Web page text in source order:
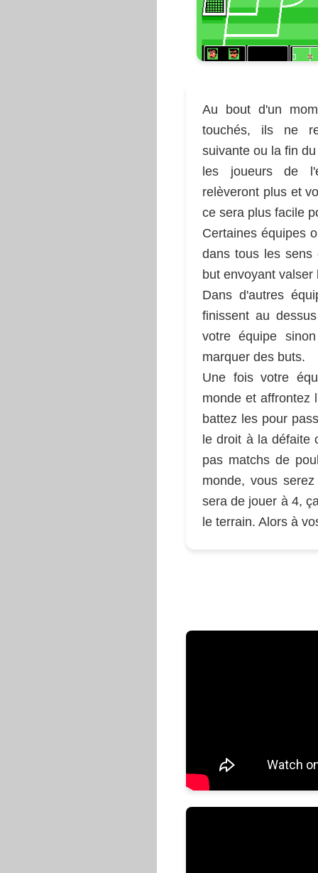
Au bout d'un
touchés, ils ne
suivante ou la fin
les joueurs de
relèveront plus et
ce sera plus facile
Certaines équipes
dans tous les
but envoyant
Dans d'autres
finissent au
votre équipe
marquer des buts.
Une fois votre
monde et affrontez
battez les pour
le droit à la défaite
pas matchs de
monde, vous
sera de jouer à 4,
le terrain. Alors à